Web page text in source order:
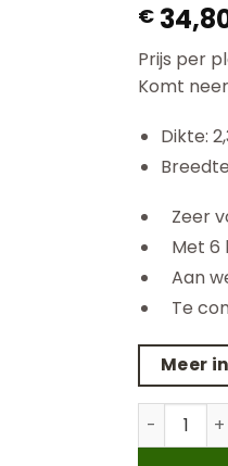
€
Prijs per
Komt
Dikte:
Zeer
Met 6
Aan
Te
Meer
Elegance